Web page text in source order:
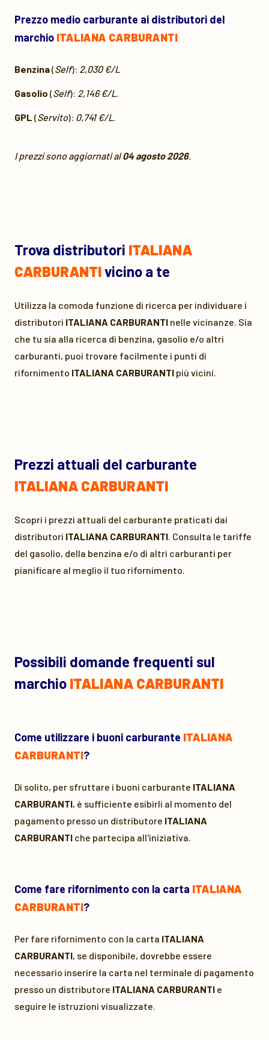
Prezzo medio carburante ai distributori del
marchio ITALIANA CARBURANTI
Benzina(Self): 2,030 €/L
Gasolio (Self): 2,146 €/L.
GPL (Servito): 0,741 €/L.
I prezzi sono aggiornati al04 agosto 2026.
Trova distributori ITALIANA
CARBURANTIvicino a te
Utilizza la comoda funzione di ricerca per individuare i
distributori ITALIANA CARBURANTI nelle vicinanze. Sia
che tu sia alla ricerca di benzina, gasolio e/o altri
carburanti, puoi trovare facilmente i punti di
rifornimento ITALIANA CARBURANTI più vicini.
Prezzi attuali del carburante
ITALIANA CARBURANTI
Scopri i prezzi attuali del carburante praticati dai
distributori ITALIANA CARBURANTI. Consulta le tariffe
del gasolio, della benzina e/o di altri carburanti per
pianificare al meglio il tuo rifornimento.
Possibili domande frequenti sul
marchio ITALIANA CARBURANTI
Come utilizzare i buoni carburante ITALIANA
CARBURANTI?
Di solito, per sfruttare i buoni carburante ITALIANA
CARBURANTI, è sufficiente esibirli al momento del
pagamento presso un distributore ITALIANA
CARBURANTI che partecipa all'iniziativa.
Come fare rifornimento con la carta ITALIANA
CARBURANTI?
Per fare rifornimento con la carta ITALIANA
CARBURANTI, se disponibile, dovrebbe essere
necessario inserire la carta nel terminale di pagamento
presso un distributore ITALIANA CARBURANTI e
seguire le istruzioni visualizzate.